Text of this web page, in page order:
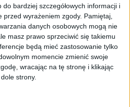
bardziej szczegółowych informacji i
wyrażeniem zgody. Pamiętaj,
danych osobowych mogą nie
masz prawo sprzeciwić się takiemu
będą mieć zastosowanie tylko
momencie zmienić swoje
wracając na tę stronę i klikając
strony.